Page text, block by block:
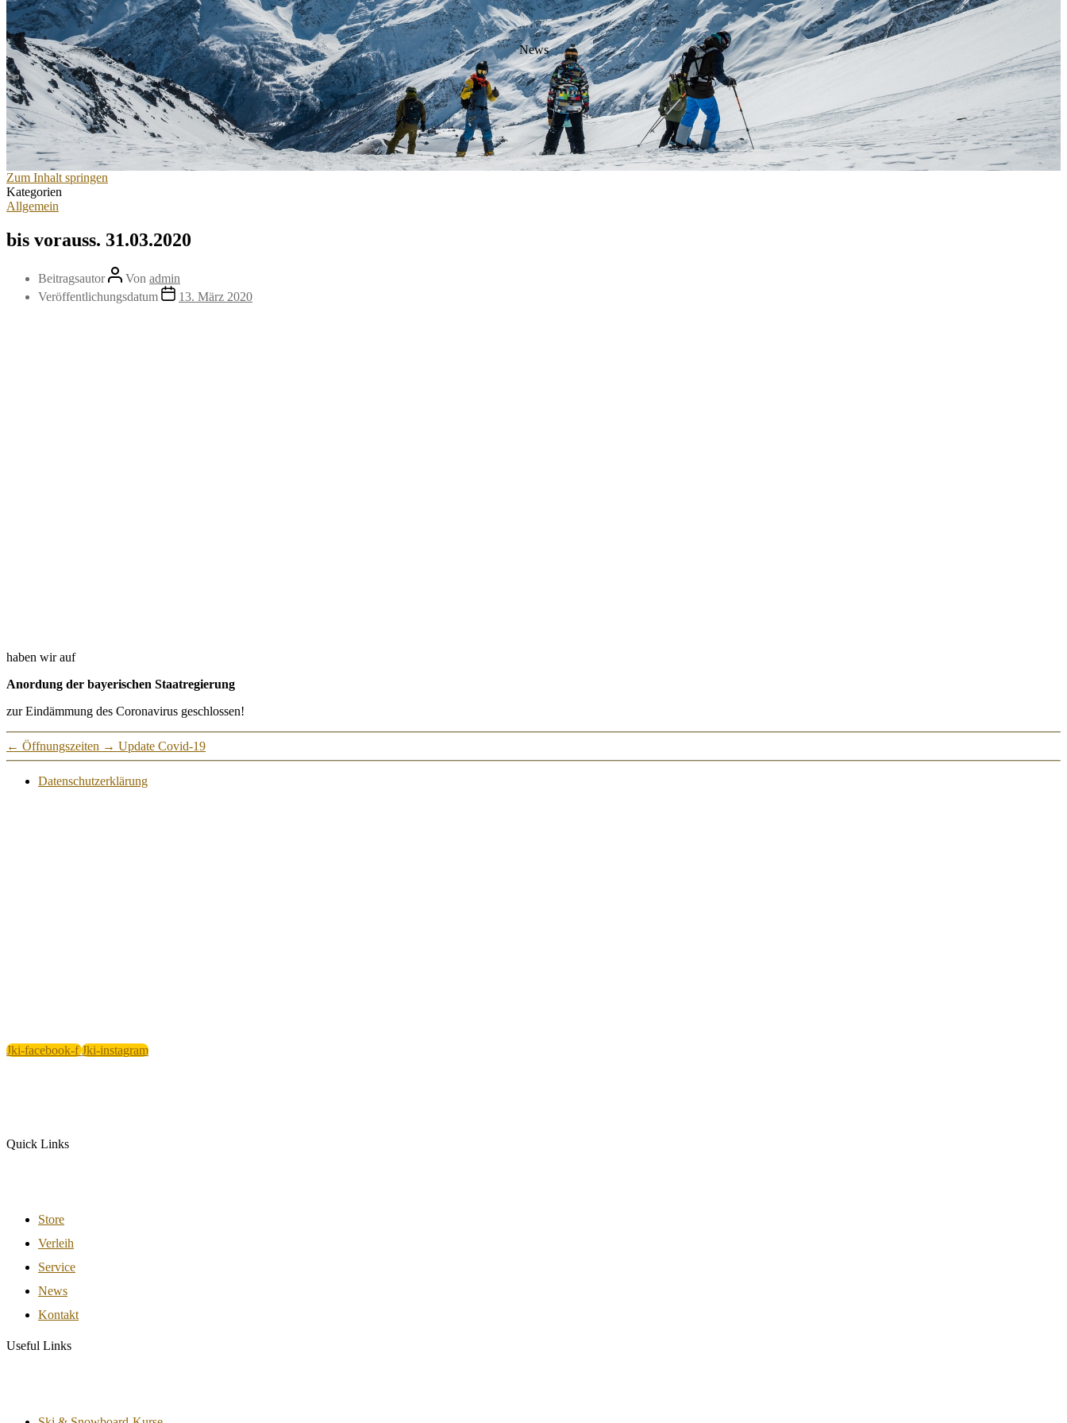
Articles
News
Zum Inhalt springen
Kategorien
Allgemein
bis vorauss. 31.03.2020
Beitragsautor Von admin
Veröffentlichungsdatum
13. März 2020
haben wir auf
Anordung der bayerischen Staatregierung
zur Eindämmung des Coronavirus geschlossen!
← Öffnungszeiten → Update Covid-19
Datenschutzerklärung
Jki-facebook-f Jki-instagram
Quick Links
Store
Verleih
Service
News
Kontakt
Useful Links